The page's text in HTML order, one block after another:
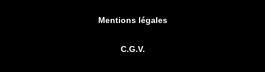
Mentions légales
C.G.V.